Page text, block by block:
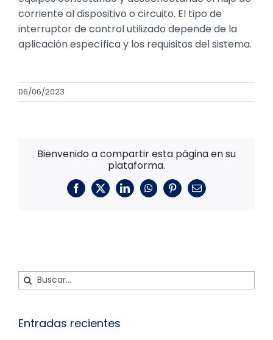
corriente al dispositivo o circuito. El tipo de
interruptor de control utilizado depende de la
aplicación específica y los requisitos del sistema.
06/06/2023
Bienvenido a compartir esta página en su
plataforma.
Facebook
X LinkedInWhatsAppPinterestCorreo
Buscar:
Entradas recientes